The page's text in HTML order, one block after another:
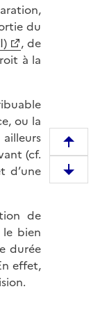
du
, de
à la
ou la
(cf.
d’une
de
bien
durée
effet,
e
m
D